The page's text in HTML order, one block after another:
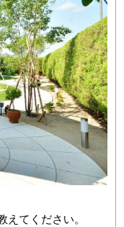
てください。